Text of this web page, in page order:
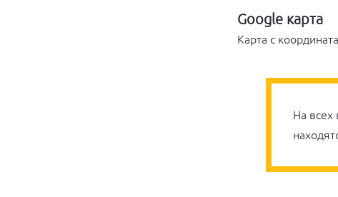
Google карта
Карта с
На всех